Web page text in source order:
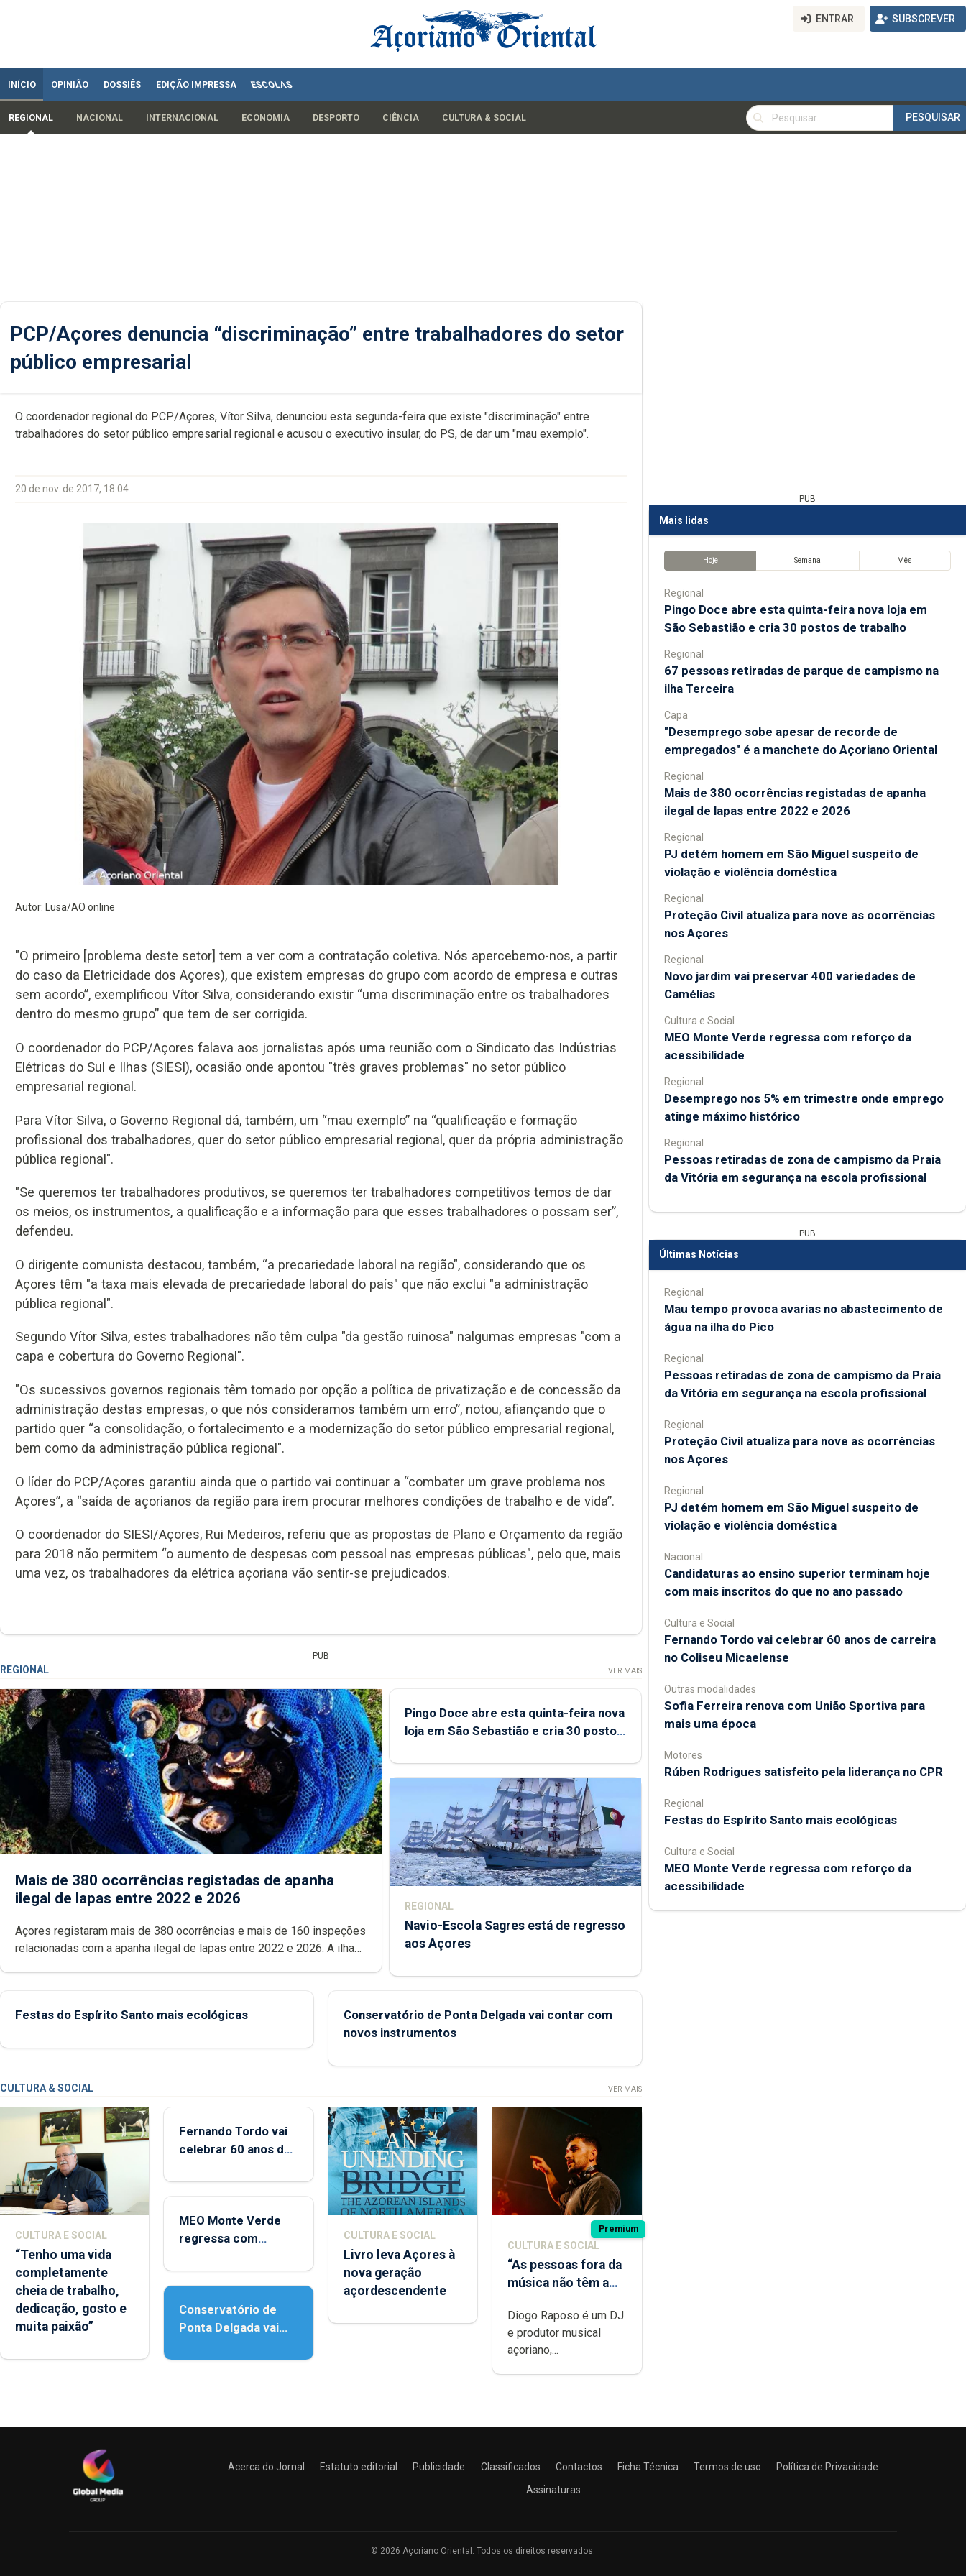
ENTRAR SUBSCREVER
INÍCIO OPINIÃO DOSSIÊS EDIÇÃO IMPRESSA ESCOLAS
REGIONAL NACIONAL INTERNACIONAL ECONOMIA DESPORTO CIÊNCIA CULTURA & SOCIAL
PESQUISAR
PESQUISAR
PCP/Açores denuncia “discriminação” entre trabalhadores do setor
público empresarial
O coordenador regional do PCP/Açores, Vítor Silva, denunciou esta segunda-feira que existe "discriminação" entre
trabalhadores do setor público empresarial regional e acusou o executivo insular, do PS, de dar um "mau exemplo".
20 de nov. de 2017, 18:04
Autor: Lusa/AO online
"O primeiro [problema deste setor] tem a ver com a contratação coletiva. Nós apercebemo-nos, a partir
do caso da Eletricidade dos Açores), que existem empresas do grupo com acordo de empresa e outras
sem acordo”, exemplificou Vítor Silva, considerando existir “uma discriminação entre os trabalhadores
dentro do mesmo grupo” que tem de ser corrigida.
O coordenador do PCP/Açores falava aos jornalistas após uma reunião com o Sindicato das Indústrias
Elétricas do Sul e Ilhas (SIESI), ocasião onde apontou "três graves problemas" no setor público
empresarial regional.
Para Vítor Silva, o Governo Regional dá, também, um “mau exemplo” na “qualificação e formação
profissional dos trabalhadores, quer do setor público empresarial regional, quer da própria administração
pública regional".
"Se queremos ter trabalhadores produtivos, se queremos ter trabalhadores competitivos temos de dar
os meios, os instrumentos, a qualificação e a informação para que esses trabalhadores o possam ser”,
defendeu.
O dirigente comunista destacou, também, “a precariedade laboral na região", considerando que os
Açores têm "a taxa mais elevada de precariedade laboral do país" que não exclui "a administração
pública regional".
Segundo Vítor Silva, estes trabalhadores não têm culpa "da gestão ruinosa" nalgumas empresas "com a
capa e cobertura do Governo Regional".
"Os sucessivos governos regionais têm tomado por opção a política de privatização e de concessão da
administração destas empresas, o que nós consideramos também um erro”, notou, afiançando que o
partido quer “a consolidação, o fortalecimento e a modernização do setor público empresarial regional,
bem como da administração pública regional".
O líder do PCP/Açores garantiu ainda que o partido vai continuar a “combater um grave problema nos
Açores”, a “saída de açorianos da região para irem procurar melhores condições de trabalho e de vida”.
O coordenador do SIESI/Açores, Rui Medeiros, referiu que as propostas de Plano e Orçamento da região
para 2018 não permitem “o aumento de despesas com pessoal nas empresas públicas", pelo que, mais
uma vez, os trabalhadores da elétrica açoriana vão sentir-se prejudicados.
PUB
REGIONAL VER MAIS
Mais de 380 ocorrências registadas de apanha
ilegal de lapas entre 2022 e 2026
Açores registaram mais de 380 ocorrências e mais de 160 inspeções
relacionadas com a apanha ilegal de lapas entre 2022 e 2026. A ilha
Pingo Doce abre esta quinta-feira nova
loja em São Sebastião e cria 30 postos
REGIONAL
Navio-Escola Sagres está de regresso
aos Açores
Festas do Espírito Santo mais ecológicas
Conservatório de Ponta Delgada vai contar com
novos instrumentos
CULTURA & SOCIAL VER MAIS
CULTURA E SOCIAL
“Tenho uma vida
completamente
cheia de trabalho,
dedicação, gosto e
muita paixão”
Fernando Tordo vai
celebrar 60 anos de
Micaelense
MEO Monte Verde
regressa com
acessibilidade
Conservatório de
Ponta Delgada vai
instrumentos
CULTURA E SOCIAL
Livro leva Açores à
nova geração
açordescendente
Premium
CULTURA E SOCIAL
“As pessoas fora da
música não têm a
difícil é produzir
uma música”
Diogo Raposo é um DJ
e produtor musical
açoriano,...
PUB
Mais lidas
Hoje Semana Mês
Regional
Pingo Doce abre esta quinta-feira nova loja em
São Sebastião e cria 30 postos de trabalho
Regional
67 pessoas retiradas de parque de campismo na
ilha Terceira
Capa
"Desemprego sobe apesar de recorde de
empregados" é a manchete do Açoriano Oriental
Regional
Mais de 380 ocorrências registadas de apanha
ilegal de lapas entre 2022 e 2026
Regional
PJ detém homem em São Miguel suspeito de
violação e violência doméstica
Regional
Proteção Civil atualiza para nove as ocorrências
nos Açores
Regional
Novo jardim vai preservar 400 variedades de
Camélias
Cultura e Social
MEO Monte Verde regressa com reforço da
acessibilidade
Regional
Desemprego nos 5% em trimestre onde emprego
atinge máximo histórico
Regional
Pessoas retiradas de zona de campismo da Praia
da Vitória em segurança na escola profissional
PUB
Últimas Notícias
Regional
Mau tempo provoca avarias no abastecimento de
água na ilha do Pico
Regional
Pessoas retiradas de zona de campismo da Praia
da Vitória em segurança na escola profissional
Regional
Proteção Civil atualiza para nove as ocorrências
nos Açores
Regional
PJ detém homem em São Miguel suspeito de
violação e violência doméstica
Nacional
Candidaturas ao ensino superior terminam hoje
com mais inscritos do que no ano passado
Cultura e Social
Fernando Tordo vai celebrar 60 anos de carreira
no Coliseu Micaelense
Outras modalidades
Sofia Ferreira renova com União Sportiva para
mais uma época
Motores
Rúben Rodrigues satisfeito pela liderança no CPR
Regional
Festas do Espírito Santo mais ecológicas
Cultura e Social
MEO Monte Verde regressa com reforço da
acessibilidade
Acerca do Jornal Estatuto editorial Publicidade Classificados Contactos Ficha Técnica Termos de uso
Política de Privacidade
Assinaturas
© 2026 Açoriano Oriental. Todos os direitos reservados.